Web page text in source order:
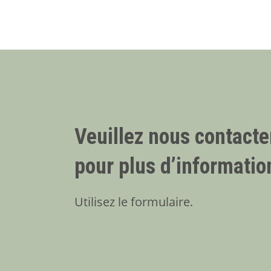
Veuillez nous
pour plus
Utilisez le formulaire.